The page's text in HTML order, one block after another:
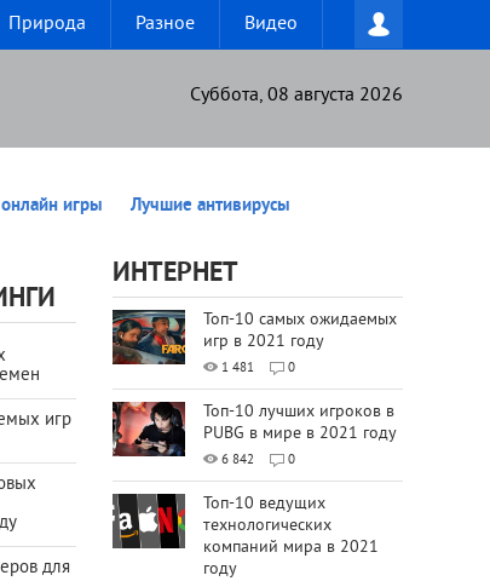
Природа Разное Видео
Суббота, 08 августа 2026
игры Лучшие антивирусы
игр
для
ИНТЕРНЕТ
Топ-10 самых ожидаемых
игр в 2021 году
1 481 0
Топ-10 лучших игроков в
PUBG в мире в 2021 году
6 842 0
Топ-10 ведущих
технологических
компаний мира в 2021
году